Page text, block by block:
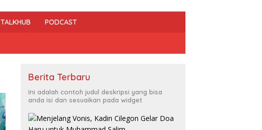
TALKHUB PODCAST
Berita Terbaru
Ini adalah contoh judul deskripsi yang bisa
anda isi dan sesuaikan pada widget